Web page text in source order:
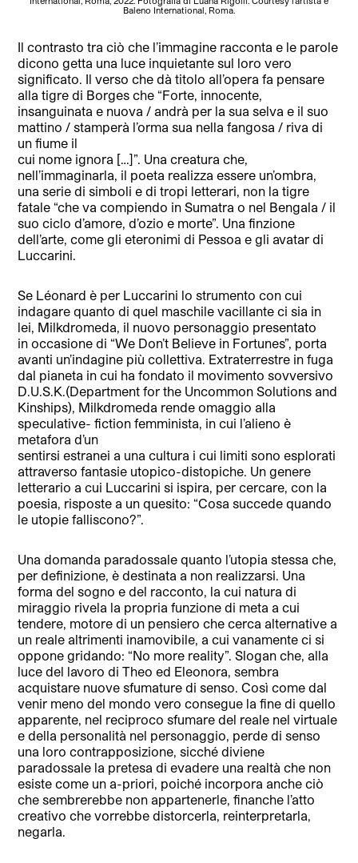
Baleno International, Roma.
Il contrasto tra ciò che l’immagine racconta e le parole
dicono getta una luce inquietante sul loro vero
significato. Il verso che dà titolo all’opera fa pensare
alla tigre di Borges che “Forte, innocente,
insanguinata e nuova / andrà per la sua selva e il suo
mattino / stamperà l’orma sua nella fangosa / riva di
un fiume il
cui nome ignora […]”. Una creatura che,
nell’immaginarla, il poeta realizza essere un’ombra,
una serie di simboli e di tropi letterari, non la tigre
fatale “che va compiendo in Sumatra o nel Bengala / il
suo ciclo d’amore, d’ozio e morte”. Una finzione
dell’arte, come gli eteronimi di Pessoa e gli avatar di
Luccarini.
Se Léonard è per Luccarini lo strumento con cui
indagare quanto di quel maschile vacillante ci sia in
lei, Milkdromeda, il nuovo personaggio presentato
in occasione di “We Don’t Believe in Fortunes”, porta
avanti un’indagine più collettiva. Extraterrestre in fuga
dal pianeta in cui ha fondato il movimento sovversivo
D.U.S.K.(Department for the Uncommon Solutions and
Kinships), Milkdromeda rende omaggio alla
speculative- fiction femminista, in cui l’alieno è
metafora d’un
sentirsi estranei a una cultura i cui limiti sono esplorati
attraverso fantasie utopico-distopiche. Un genere
letterario a cui Luccarini si ispira, per cercare, con la
poesia, risposte a un quesito: “Cosa succede quando
le utopie falliscono?”.
Una domanda paradossale quanto l’utopia stessa che,
per definizione, è destinata a non realizzarsi. Una
forma del sogno e del racconto, la cui natura di
miraggio rivela la propria funzione di meta a cui
tendere, motore di un pensiero che cerca alternative a
un reale altrimenti inamovibile, a cui vanamente ci si
oppone gridando: “No more reality”. Slogan che, alla
luce del lavoro di Theo ed Eleonora, sembra
acquistare nuove sfumature di senso. Così come dal
venir meno del mondo vero consegue la fine di quello
apparente, nel reciproco sfumare del reale nel virtuale
e della personalità nel personaggio, perde di senso
una loro contrapposizione, sicché diviene
paradossale la pretesa di evadere una realtà che non
esiste come un a-priori, poiché incorpora anche ciò
che sembrerebbe non appartenerle, finanche l’atto
creativo che vorrebbe distorcerla, reinterpretarla,
negarla.